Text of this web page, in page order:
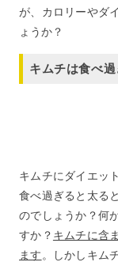
が、カロリーやダ
ょうか？
キムチは食べ
キムチにダイエッ
食べ過ぎると太る
のでしょうか？何
すか？ キムチに含
ます 。しかしキム